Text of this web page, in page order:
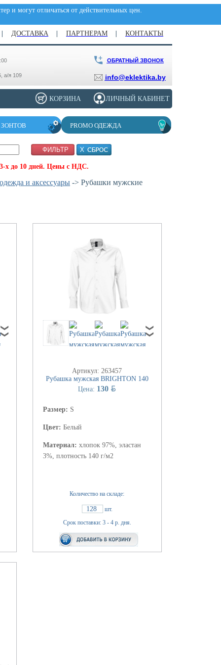
и могут отличаться от действительных цен.
ДОСТАВКА ПАРТНЕРАМ КОНТАКТЫ
а/я 109
ОБРАТНЫЙ ЗВОНОК
info@eklektika.by
PROMO ОДЕЖДА
х до 10 дней. Цены с НДС.
и аксессуары -> Рубашки мужские
Артикул: 263457
Рубашка мужская BRIGHTON 140
Цена: 130 BYN
Размер: S
Цвет: Белый
Материал: хлопок 97%, эластан
3%, плотность 140 г/м2
Количество на складе:
128
шт.
Срок поставки: 3 - 4 р. дня.
ЛИЧНЫЙ КАБИНЕТ
КОРЗИНА